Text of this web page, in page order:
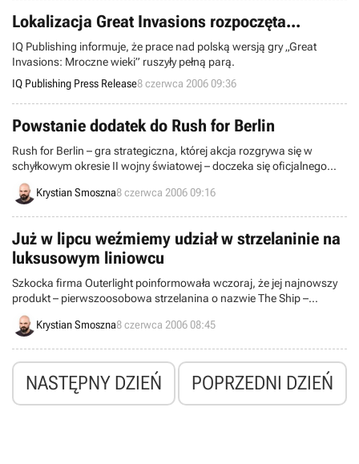
Lokalizacja Great Invasions rozpoczęta...
IQ Publishing informuje, że prace nad polską wersją gry „Great
Invasions: Mroczne wieki” ruszyły pełną parą.
IQ Publishing Press Release8 czerwca 2006 09:36
Powstanie dodatek do Rush for Berlin
Rush for Berlin – gra strategiczna, której akcja rozgrywa się w
schyłkowym okresie II wojny światowej – doczeka się oficjalnego
dodatku.
Krystian Smoszna8 czerwca 2006 09:16
Już w lipcu weźmiemy udział w strzelaninie na
luksusowym liniowcu
Szkocka firma Outerlight poinformowała wczoraj, że jej najnowszy
produkt – pierwszoosobowa strzelanina o nazwie The Ship –
zadebiutuje na rynku w drugim tygodniu lipca. Gra będzie dostępna
za pośrednictwem systemu elektronicznej dystrybucji Steam.
Krystian Smoszna8 czerwca 2006 08:45
NASTĘPNY DZIEŃ POPRZEDNI DZIEŃ